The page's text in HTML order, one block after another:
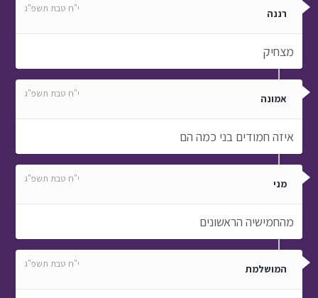
רננה י"ח טבת תשפ"ג
מצחיק
אמונה י"ח טבת תשפ"ג
איזה חמודים בני כמה הם
מני י"ח טבת תשפ"ג
מהחמישיה הראשונים
המושלמת י"ח טבת תשפ"ג